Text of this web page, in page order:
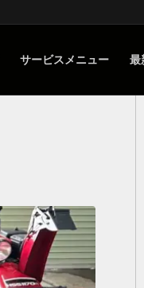
サービスメニュー 最